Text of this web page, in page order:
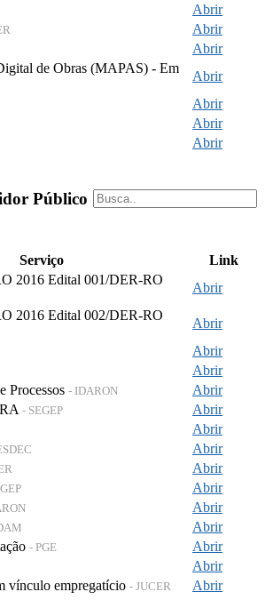
Abrir
Abrir
Abrir
de Obras (MAPAS) - Em
Abrir
Abrir
Abrir
Abrir
Público
Serviço
Link
2016 Edital 001/DER-RO
Abrir
2016 Edital 002/DER-RO
Abrir
Abrir
Abrir
Processos - IDARON
Abrir
- SEGEP
Abrir
Abrir
Abrir
Abrir
Abrir
Abrir
Abrir
- PGE
Abrir
Abrir
vínculo empregatício - JUCER
Abrir